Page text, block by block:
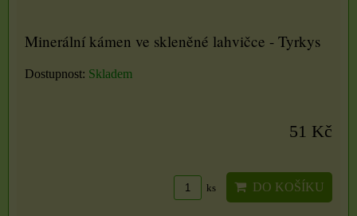
Minerální kámen ve skleněné lahvičce - Tyrkys
Dostupnost: Skladem
51 Kč
ks DO KOŠÍKU